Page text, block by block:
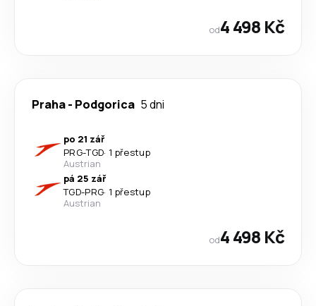
od4 498 Kč
Praha- Podgorica 5 dni
po 21 zář
PRG-TGD· 1 přestup
Austrian
pá 25 zář
TGD-PRG· 1 přestup
Austrian
od4 498 Kč